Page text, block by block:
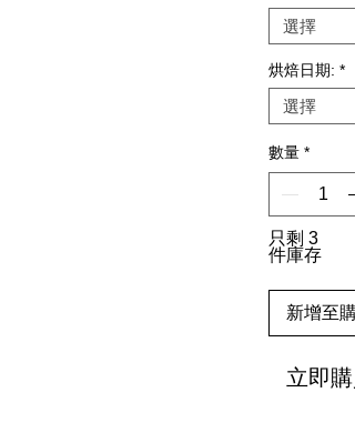
烘焙日期: *
數量 *
只剩 3
件庫存
新增至購
立即購